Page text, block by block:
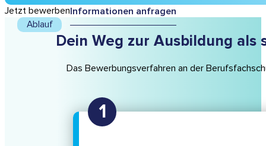
Jetzt bewerbenInformationen anfragen
Ablauf
Dein Weg zur Ausbildung
Das Bewerbungsverfahren an der